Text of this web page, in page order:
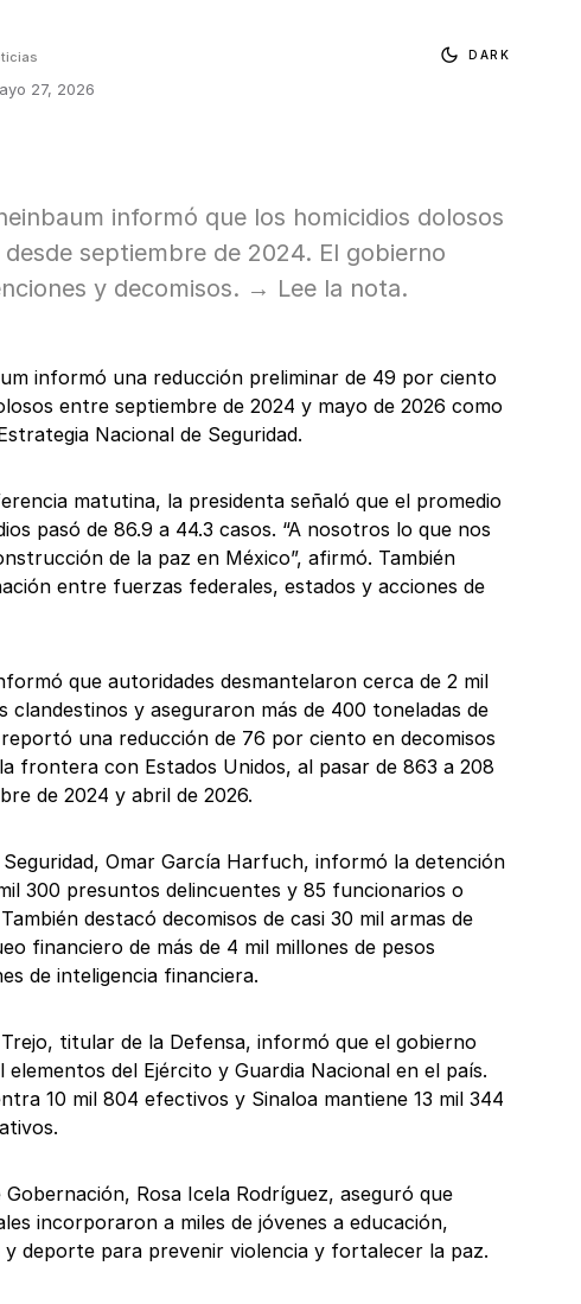
27, 2026
DARK
informó que los homicidios dolosos
septiembre de 2024. El gobierno
y decomisos. → Lee la nota.
informó una reducción preliminar de 49 por ciento
entre septiembre de 2024 y mayo de 2026 como
Nacional de Seguridad.
matutina, la presidenta señaló que el promedio
pasó de 86.9 a 44.3 casos. “A nosotros lo que nos
de la paz en México”, afirmó. También
entre fuerzas federales, estados y acciones de
que autoridades desmantelaron cerca de 2 mil
clandestinos y aseguraron más de 400 toneladas de
una reducción de 76 por ciento en decomisos
frontera con Estados Unidos, al pasar de 863 a 208
de 2024 y abril de 2026.
Omar García Harfuch, informó la detención
300 presuntos delincuentes y 85 funcionarios o
destacó decomisos de casi 30 mil armas de
financiero de más de 4 mil millones de pesos
de inteligencia financiera.
titular de la Defensa, informó que el gobierno
elementos del Ejército y Guardia Nacional en el país.
10 mil 804 efectivos y Sinaloa mantiene 13 mil 344
Gobernación, Rosa Icela Rodríguez, aseguró que
incorporaron a miles de jóvenes a educación,
deporte para prevenir violencia y fortalecer la paz.